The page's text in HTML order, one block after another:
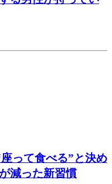
って食べる”と決め
減った新習慣